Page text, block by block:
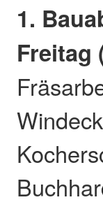
1.
Freitag